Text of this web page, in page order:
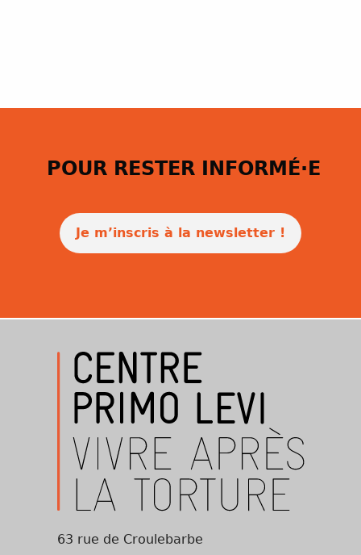
POUR RESTER INFORMÉ·E
Je m’inscris à la newsletter !
63 rue de Croulebarbe